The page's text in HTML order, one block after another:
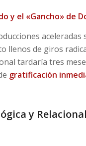
y el «Gancho» de
aceleradas
llenos de giros
tardaría tres
gratificación
y Relacional